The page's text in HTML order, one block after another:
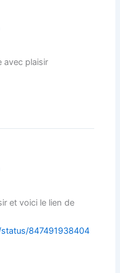
avec plaisir
et voici le lien de
847491938404